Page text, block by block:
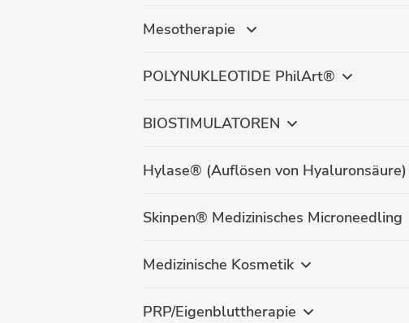
Mesotherapie
POLYNUKLEOTIDE PhilArt®
BIOSTIMULATOREN
Hylase® (Auflösen von Hyaluronsäure)
Skinpen® Medizinisches Microneedling
Medizinische Kosmetik
PRP/Eigenbluttherapie